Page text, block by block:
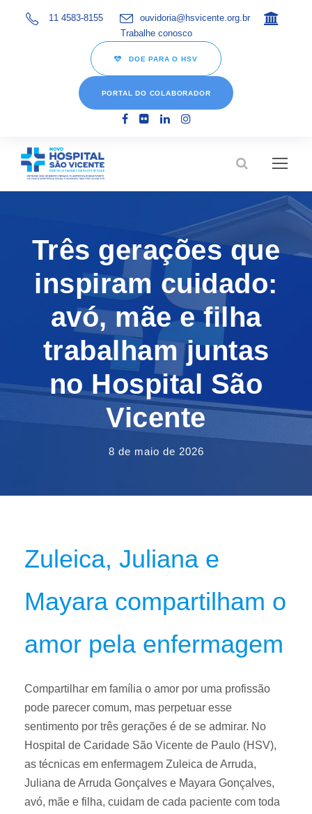
11 4583-8155
ouvidoria@hsvicente.org.br
Trabalhe conosco
DOE PARA O HSV
PORTAL DO COLABORADOR
Três gerações que
inspiram cuidado:
avó, mãe e filha
trabalham juntas
no Hospital São
Vicente
8 de maio de 2026
Zuleica, Juliana e
Mayara compartilham o
amor pela enfermagem
Compartilhar em família o amor por uma profissão
pode parecer comum, mas perpetuar esse
sentimento por três gerações é de se admirar. No
Hospital de Caridade São Vicente de Paulo (HSV),
as técnicas em enfermagem Zuleica de Arruda,
Juliana de Arruda Gonçalves e Mayara Gonçalves,
avó, mãe e filha, cuidam de cada paciente com toda